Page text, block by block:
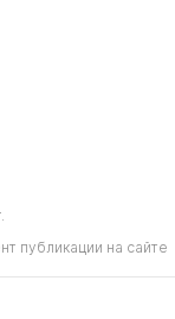
публикации на сайте